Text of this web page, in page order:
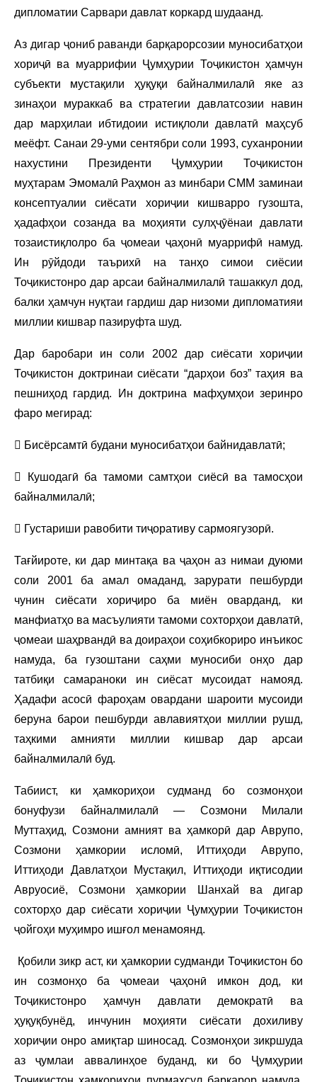
дипломатии Сарвари давлат коркард шудаанд.
Аз дигар ҷониб раванди барқарорсозии муносибатҳои
хориҷӣ ва муаррифии Ҷумҳурии Тоҷикистон ҳамчун
субъекти мустақили ҳуқуқи байналмилалӣ яке аз
зинаҳои мураккаб ва стратегии давлатсозии навин
дар марҳилаи ибтидоии истиқлоли давлатӣ маҳсуб
меёфт. Санаи 29-уми сентябри соли 1993, суханронии
нахустини Президенти Ҷумҳурии Тоҷикистон
муҳтарам Эмомалӣ Раҳмон аз минбари СММ заминаи
консептуалии сиёсати хориҷии кишварро гузошта,
ҳадафҳои созанда ва моҳияти сулҳҷӯёнаи давлати
тозаистиқлолро ба ҷомеаи ҷаҳонӣ муаррифӣ намуд.
Ин рӯйдоди таърихӣ на танҳо симои сиёсии
Тоҷикистонро дар арсаи байналмилалӣ ташаккул дод,
балки ҳамчун нуқтаи гардиш дар низоми дипломатияи
миллии кишвар пазируфта шуд.
Дар баробари ин соли 2002 дар сиёсати хориҷии
Тоҷикистон доктринаи сиёсати “дарҳои боз” таҳия ва
пешниҳод гардид. Ин доктрина мафҳумҳои зеринро
фаро мегирад:
 Бисёрсамтӣ будани муносибатҳои байнидавлатӣ;
 Кушодагӣ ба тамоми самтҳои сиёсӣ ва тамосҳои
байналмилалӣ;
 Густариши равобити тиҷоративу сармоягузорӣ.
Тағйироте, ки дар минтақа ва ҷаҳон аз нимаи дуюми
соли 2001 ба амал омаданд, зарурати пешбурди
чунин сиёсати хориҷиро ба миён оварданд, ки
манфиатҳо ва масъулияти тамоми сохторҳои давлатӣ,
ҷомеаи шаҳрвандӣ ва доираҳои соҳибкориро инъикос
намуда, ба гузоштани саҳми муносиби онҳо дар
татбиқи самараноки ин сиёсат мусоидат намояд.
Ҳадафи асосӣ фароҳам овардани шароити мусоиди
беруна барои пешбурди авлавиятҳои миллии рушд,
таҳкими амнияти миллии кишвар дар арсаи
байналмилалӣ буд.
Табиист, ки ҳамкориҳои судманд бо созмонҳои
бонуфузи байналмилалӣ — Созмони Милали
Муттаҳид, Созмони амният ва ҳамкорӣ дар Аврупо,
Созмони ҳамкории исломӣ, Иттиҳоди Аврупо,
Иттиҳоди Давлатҳои Мустақил, Иттиҳоди иқтисодии
Авруосиё, Созмони ҳамкории Шанхай ва дигар
сохторҳо дар сиёсати хориҷии Ҷумҳурии Тоҷикистон
ҷойгоҳи муҳимро ишғол менамоянд.
Қобили зикр аст, ки ҳамкории судманди Тоҷикистон бо
ин созмонҳо ба ҷомеаи ҷаҳонӣ имкон дод, ки
Тоҷикистонро ҳамчун давлати демократӣ ва
ҳуқуқбунёд, инчунин моҳияти сиёсати дохиливу
хориҷии онро амиқтар шиносад. Созмонҳои зикршуда
аз ҷумлаи аввалинҳое буданд, ки бо Ҷумҳурии